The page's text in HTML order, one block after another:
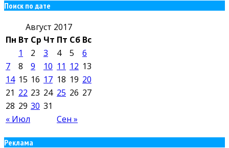
Поиск по дате
Август 2017
Пн Вт Ср Чт Пт Сб Вс
« Июл Сен »
1 2 3 4 5
6
7
8 9 10 11 12 13
14 15 16 17 18 19 20
21 22 23 24 25 26 27
28 29 30 31
Реклама